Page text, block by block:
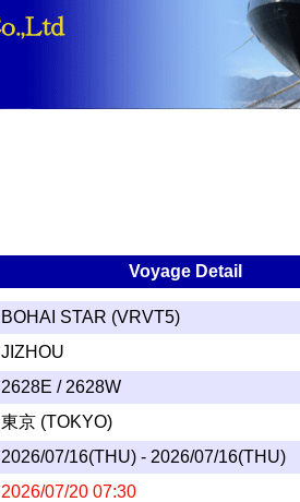
Voyage Detail
BOHAI STAR (VRVT5)
JIZHOU
2628E / 2628W
東京 (TOKYO)
2026/07/16(THU) - 2026/07/16(THU)
2026/07/20 07:30